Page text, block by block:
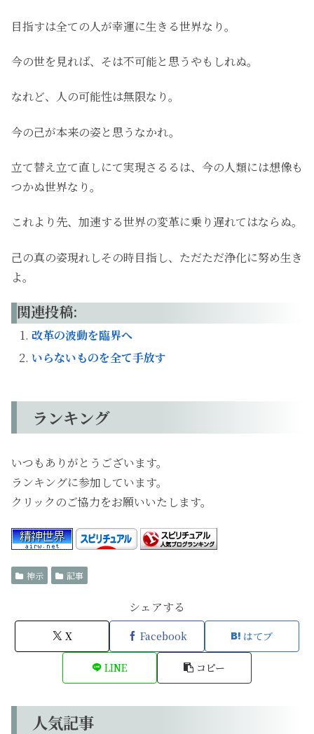
目指すは全ての人が幸運に生きる世界なり。
今の世を見れば、そは不可能と思うやもしれぬ。
なれど、人の可能性は無限なり。
今の己が本来の姿と思うなかれ。
立て替え立て直しにて実現さるるは、今の人類には想像も
つかぬ世界なり。
これより先、加速する世界の変革に乗り遅れてはならぬ。
己の真の姿現れしその時目指し、ただただ浄化に努め生き
よ。
関連投稿:
改革の波動を臨界へ
いらないものを全て手放す
ランキング
いつもありがとうございます。
ランキングに参加しています。
クリックのご協力をお願いいたします。
神示 記事
シェアする
X Facebook はてブ
LINE コピー
人気記事